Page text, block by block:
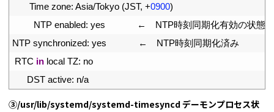
Time zone: Asia/Tokyo (JST, +0900)
NTP enabled: yes ← NTP時刻同期化有効の状態
NTP synchronized: yes ← NTP時刻同期化済み
RTC in local TZ: no
DST active: n/a
③/usr/lib/systemd/systemd-timesyncd デーモンプロセス状